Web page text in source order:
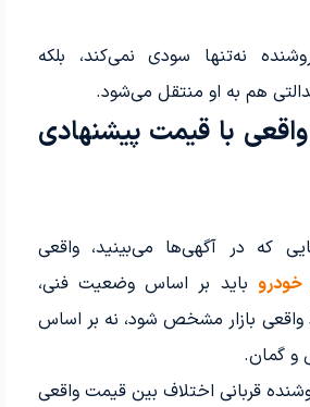
نه‌تنها سودی نمی‌کند، بلکه
هم به او منتقل می‌شود.
با قیمت پیشنهادی
که در آگهی‌ها می‌بینید، واقعی
باید بر اساس وضعیت فنی،
واقعی بازار مشخص شود، نه بر اساس
گمان.
قربانی اختلاف بین قیمت واقعی